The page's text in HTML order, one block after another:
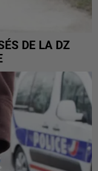
DE LA DZ